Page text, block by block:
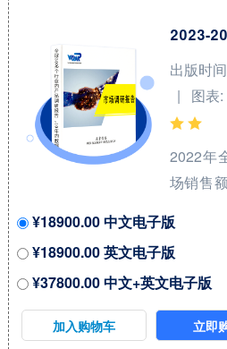
2023-
出版时
| 图表:
2022年
场销售
增长
47.5%
来看，
较快，
元，约
¥18900.00 中文电子版
¥18900.00 英文电子版
¥37800.00 中文+英文电子版
加入购物车 立即